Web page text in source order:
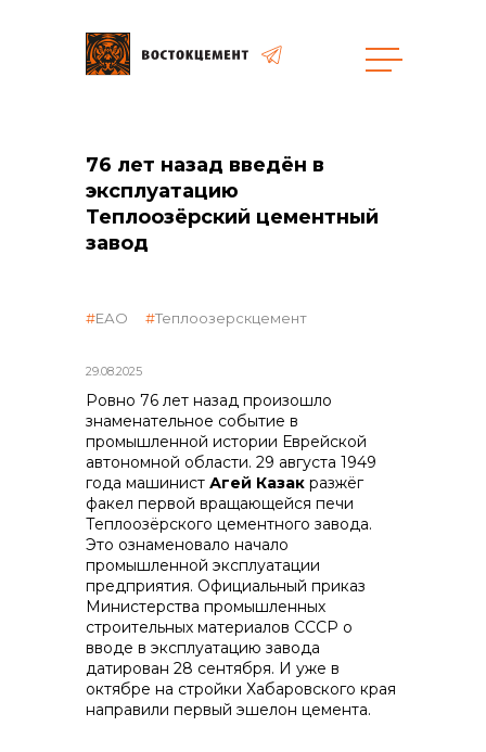
Закупки
общая информация
объявленные закупки
реализация неликвидов
контакты отдела закупок
76 лет назад введён в
эксплуатацию
Теплоозёрский цементный
завод
29.08.2025
ЕАО Теплоозерскцемент
Ровно 76 лет назад произошло
знаменательное событие в
промышленной истории Еврейской
автономной области. 29 августа 1949
года машинист Агей Казак разжёг
факел первой вращающейся печи
Теплоозёрского цементного завода.
Это ознаменовало начало
промышленной эксплуатации
предприятия. Официальный приказ
Министерства промышленных
строительных материалов СССР о
вводе в эксплуатацию завода
датирован 28 сентября. И уже в
октябре на стройки Хабаровского края
направили первый эшелон цемента.